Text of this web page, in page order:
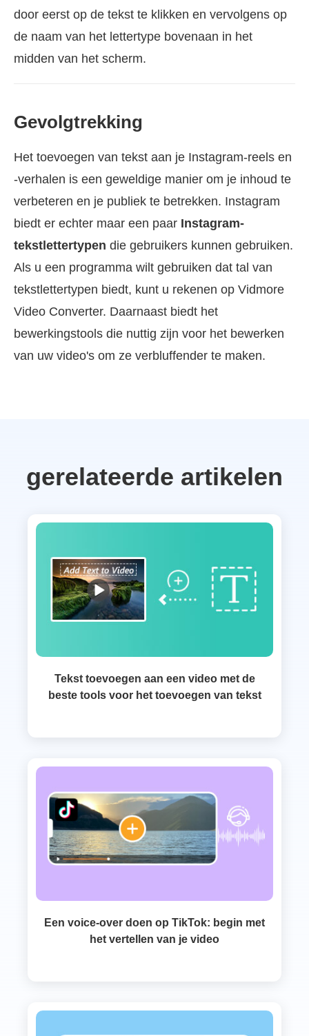
door eerst op de tekst te klikken en vervolgens op
de naam van het lettertype bovenaan in het
midden van het scherm.
Gevolgtrekking
Het toevoegen van tekst aan je Instagram-reels en
-verhalen is een geweldige manier om je inhoud te
verbeteren en je publiek te betrekken. Instagram
biedt er echter maar een paar Instagram-
tekstlettertypen die gebruikers kunnen gebruiken.
Als u een programma wilt gebruiken dat tal van
tekstlettertypen biedt, kunt u rekenen op Vidmore
Video Converter. Daarnaast biedt het
bewerkingstools die nuttig zijn voor het bewerken
van uw video's om ze verbluffender te maken.
gerelateerde artikelen
Tekst toevoegen aan een video met de
beste tools voor het toevoegen van tekst
Een voice-over doen op TikTok: begin met
het vertellen van je video